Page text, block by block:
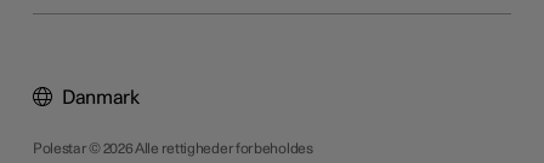
Polestar © 2026 Alle rettigheder forbeholdes
Danmark